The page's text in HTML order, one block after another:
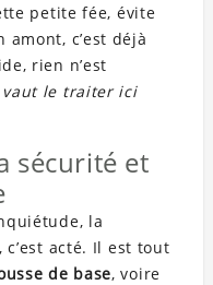
petite fée, évite
c’est déjà
rien n’est
vaut le traiter ici
sécurité et
la
acté. Il est tout
de base, voire